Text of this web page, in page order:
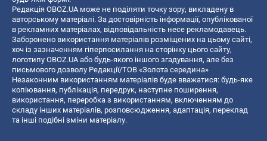
Редакція OBOZ.UA може не поділяти точку зору, викладену в
авторському матеріалі. За достовірність інформації, опублікованої
в рекламних матеріалах, відповідальність несе рекламодавець.
Заборонено використання матеріалів розміщених на цьому сайті,
хоч із зазначенням гіперпосилання на сторінку цього сайту,
логотипу OBOZ.UA або будь-якого іншого згадування, але без
письмового дозволу Редакції/ТОВ «Золота середина»
Незаконним використанням матеріалів буде вважатися: будь-яке
копiювання, публiкацiя, передрук, наступне поширення,
використання, переробка з використанням, включенням до
складу інших матеріалів, розповсюдження, адаптація, переклад
та інші подібні зміни матеріалу.